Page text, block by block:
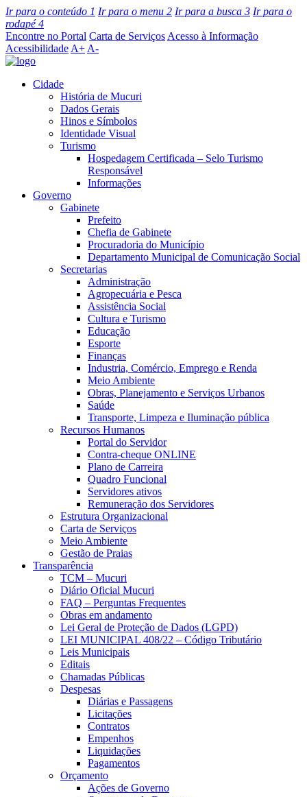
Ir para o conteúdo 1 Ir para o menu 2 Ir para a busca 3 Ir para o
rodapé4
Encontre no Portal Carta de Serviços Acesso à Informação
Acessibilidade A+ A-
Cidade
História de Mucuri
Dados Gerais
Hinos e Símbolos
Identidade Visual
Turismo
Hospedagem Certificada – Selo Turismo
Responsável
Informações
Governo
Gabinete
Prefeito
Chefia de Gabinete
Procuradoria do Município
Departamento Municipal de Comunicação Social
Secretarias
Administração
Agropecuária e Pesca
Assistência Social
Cultura e Turismo
Educação
Esporte
Finanças
Industria, Comércio, Emprego e Renda
Meio Ambiente
Obras, Planejamento e Serviços Urbanos
Saúde
Transporte, Limpeza e Iluminação pública
Recursos Humanos
Portal do Servidor
Contra-cheque ONLINE
Plano de Carreira
Quadro Funcional
Servidores ativos
Remuneração dos Servidores
Estrutura Organizacional
Carta de Serviços
Meio Ambiente
Gestão de Praias
Transparência
TCM – Mucuri
Diário Oficial Mucuri
FAQ – Perguntas Frequentes
Obras em andamento
Lei Geral de Proteção de Dados (LGPD)
LEI MUNICIPAL 408/22 – Código Tributário
Leis Municipais
Editais
Chamadas Públicas
Despesas
Diárias e Passagens
Licitações
Contratos
Empenhos
Liquidações
Pagamentos
Orçamento
Ações de Governo